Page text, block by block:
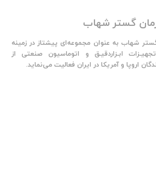
گستر شهاب
شهاب به عنوان مجموعه‌ای پیشتاز در زمینه
ابـزاردقیـق و اتوماسیون صنعتی از
اروپا و آمریکا در ایران فعالیت‌‌ می‌نماید.